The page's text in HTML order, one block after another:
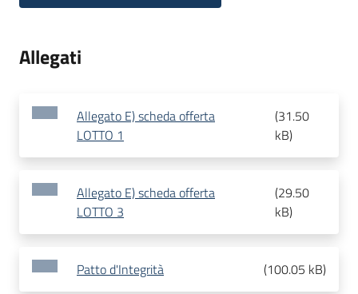
Allegati
Allegato E) scheda offerta
LOTTO 1
(31.50
kB)
Allegato E) scheda offerta
LOTTO 3
(29.50
kB)
Patto d'Integrità (100.05 kB)